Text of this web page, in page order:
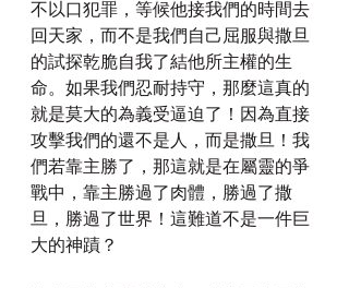
不以口犯罪，等候他接我們的時間去
回天家，而不是我們自己屈服與撒旦
的試探乾脆自我了結他所主權的生
命。如果我們忍耐持守，那麼這真的
就是莫大的為義受逼迫了！因為直接
攻擊我們的還不是人，而是撒旦！我
們若靠主勝了，那這就是在屬靈的爭
戰中，靠主勝過了肉體，勝過了撒
旦，勝過了世界！這難道不是一件巨
大的神蹟？